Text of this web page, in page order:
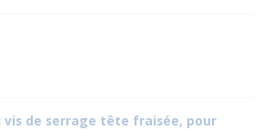
vis de serrage tête fraisée, pour